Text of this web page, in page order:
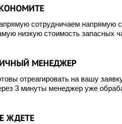
сотрудничаем напрямую с
низкую стоимость запасных
МЕНЕДЖЕР
отреагировать на вашу
3 минуты менеджер уже
ЖДЕТЕ